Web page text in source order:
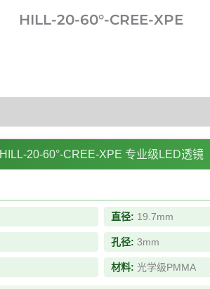
HILL-20-60°-CREE-XPE
HILL-20-60°-CREE-XPE 专业级LED透镜
直径: 19.7mm
孔径: 3mm
材料: 光学级PMMA